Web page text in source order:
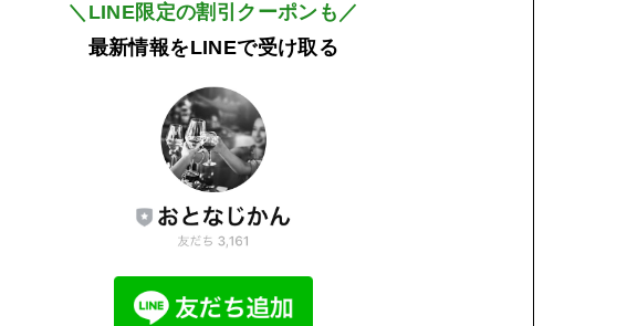
＼LINE限定の割引クーポンも／
最新情報をLINEで受け取る